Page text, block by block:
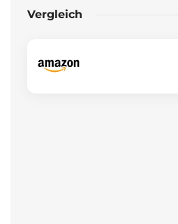
Vergleich